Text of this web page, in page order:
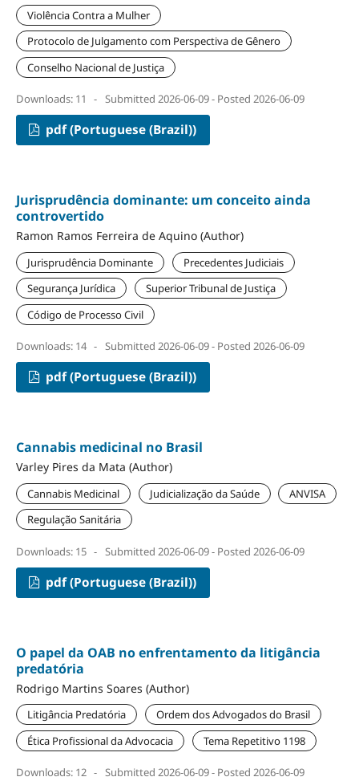
Violência Contra a Mulher
Protocolo de Julgamento com Perspectiva de Gênero
Conselho Nacional de Justiça
Downloads: 11 - Submitted 2026-06-09 - Posted 2026-06-09
pdf (Portuguese (Brazil))
Jurisprudência dominante: um conceito ainda
controvertido
Ramon Ramos Ferreira de Aquino (Author)
Jurisprudência Dominante
Precedentes Judiciais
Segurança Jurídica
Superior Tribunal de Justiça
Código de Processo Civil
Downloads: 14 - Submitted 2026-06-09 - Posted 2026-06-09
pdf (Portuguese (Brazil))
Cannabis medicinal no Brasil
Varley Pires da Mata (Author)
Cannabis Medicinal Judicialização da Saúde
ANVISA
Regulação Sanitária
Downloads: 15 - Submitted 2026-06-09 - Posted 2026-06-09
pdf (Portuguese (Brazil))
O papel da OAB no enfrentamento da litigância
predatória
Rodrigo Martins Soares (Author)
Litigância Predatória
Ordem dos Advogados do Brasil
Ética Profissional da Advocacia
Tema Repetitivo 1198
Downloads: 12 - Submitted 2026-06-09 - Posted 2026-06-09